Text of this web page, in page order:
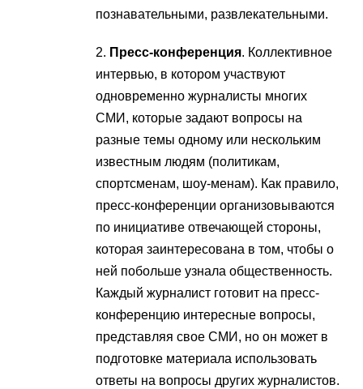
познавательными, развлекательными.
2. Пресс-конференция. Коллективное
интервью, в котором участвуют
одновременно журналисты многих
СМИ, которые задают вопросы на
разные темы одному или нескольким
известным людям (политикам,
спортсменам, шоу-менам). Как правило,
пресс-конференции организовываются
по инициативе отвечающей стороны,
которая заинтересована в том, чтобы о
ней побольше узнала общественность.
Каждый журналист готовит на пресс-
конференцию интересные вопросы,
представляя свое СМИ, но он может в
подготовке материала использовать
ответы на вопросы других журналистов.